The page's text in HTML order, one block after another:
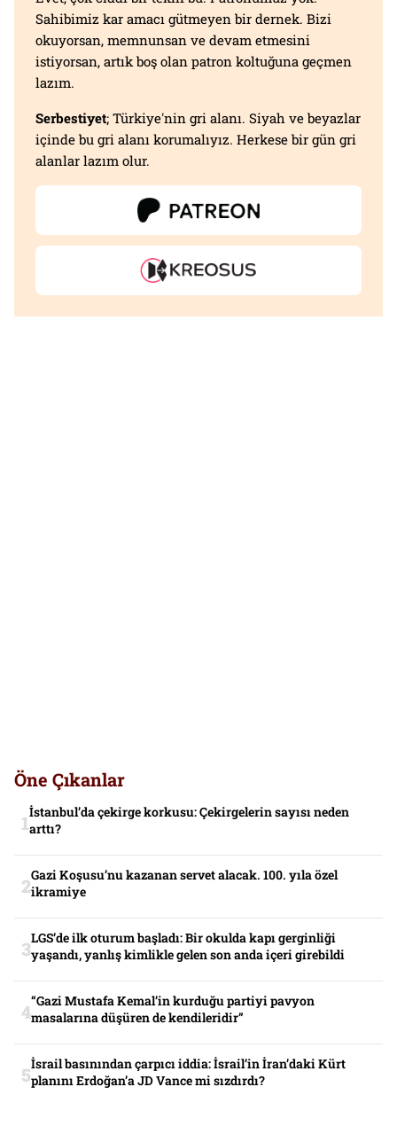
Sahibimiz kar amacı gütmeyen bir dernek. Bizi
okuyorsan, memnunsan ve devam etmesini
istiyorsan, artık boş olan patron koltuğuna geçmen
lazım.
Serbestiyet; Türkiye'nin gri alanı. Siyah ve beyazlar
içinde bu gri alanı korumalıyız. Herkese bir gün gri
alanlar lazım olur.
Öne Çıkanlar
İstanbul’da çekirge korkusu: Çekirgelerin sayısı neden
arttı?
Gazi Koşusu’nu kazanan servet alacak. 100. yıla özel
ikramiye
LGS’de ilk oturum başladı: Bir okulda kapı gerginliği
yaşandı, yanlış kimlikle gelen son anda içeri girebildi
“Gazi Mustafa Kemal’in kurduğu partiyi pavyon
masalarına düşüren de kendileridir”
İsrail basınından çarpıcı iddia: İsrail’in İran’daki Kürt
planını Erdoğan’a JD Vance mi sızdırdı?